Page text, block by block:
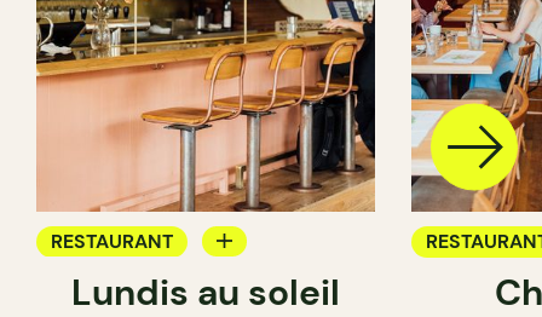
RESTAURANT
BAR À VIN
Lundis au soleil